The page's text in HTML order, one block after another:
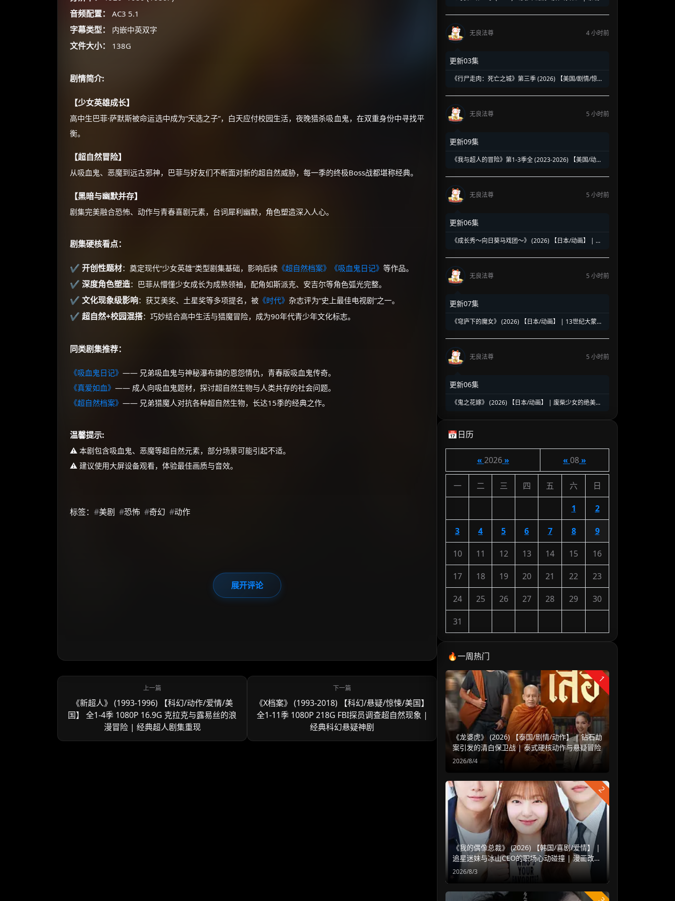
音频配置： AC3 5.1
字幕类型： 内嵌中英双字
文件大小： 138G
剧情简介:
【少女英雄成长】
高中生巴菲·萨默斯被命运选中成为“天选之子”，白天应付校园生活，夜晚猎杀吸血鬼，在双重身份中寻找平
衡。
【超自然冒险】
从吸血鬼、恶魔到远古邪神，巴菲与好友们不断面对新的超自然威胁，每一季的终极Boss战都堪称经典。
【黑暗与幽默并存】
剧集完美融合恐怖、动作与青春喜剧元素，台词犀利幽默，角色塑造深入人心。
剧集硬核看点：
✔ 开创性题材：奠定现代“少女英雄”类型剧集基础，影响后续 《超自然档案》 《吸血鬼日记》 等作品。
✔ 深度角色塑造：巴菲从懵懂少女成长为成熟领袖，配角如斯派克、安吉尔等角色弧光完整。
✔ 文化现象级影响：获艾美奖、土星奖等多项提名，被 《时代》 杂志评为“史上最佳电视剧”之一。
✔ 超自然+校园混搭：巧妙结合高中生活与猎魔冒险，成为90年代青少年文化标志。
同类剧集推荐：
《吸血鬼日记》 —— 兄弟吸血鬼与神秘瀑布镇的恩怨情仇，青春版吸血鬼传奇。
《真爱如血》 —— 成人向吸血鬼题材，探讨超自然生物与人类共存的社会问题。
《超自然档案》 —— 兄弟猎魔人对抗各种超自然生物，长达15季的经典之作。
温馨提示:
⚠️ 本剧包含吸血鬼、恶魔等超自然元素，部分场景可能引起不适。
⚠️ 建议使用大屏设备观看，体验最佳画质与音效。
标签： #美剧 #恐怖 #奇幻 #动作
展开评论
《新超人》 (1993-1996) 【科幻/动作/爱情/美
国】 全1-4季 1080P 16.9G 克拉克与露易丝的浪
漫冒险 | 经典超人剧集重现
《X档案》 (1993-2018) 【科幻/悬疑/惊悚/美国】
全1-11季 1080P 218G FBI探员调查超自然现象 |
经典科幻悬疑神剧
无良法尊 4 小时前
更新03集
《行尸走肉：死亡之城》第三季 (2026) 【美国/剧情/惊悚/
的末日恩怨新篇章
无良法尊
5 小时前
更新09集
《我与超人的冒险》第1-3季全 (2023-2026) 【美国/动画/
超人的热血纯爱日漫风神作
无良法尊
5 小时前
更新06集
《成长秀～向日葵马戏团～》 (2026) 【日本/动画】 | 昭
无良法尊 5 小时前
更新07集
《穹庐下的魔女》 (2026) 【日本/动画】 | 13世纪大蒙古
无良法尊 5 小时前
更新06集
《鬼之花嫁》 (2026) 【日本/动画】 | 废柴少女的绝美逆
📅日历
« 2026» « 08»
一 二 三 四 五 六 日
1 2
3 4 5 6 7 8 9
10 11 12 13 14 15 16
17 18 19 20 21 22 23
24 25 26 27 28 29 30
31
🔥一周热门
1
《龙婆虎》 (2026) 【泰国/剧情/动作】 | 钻石劫
案引发的清白保卫战 | 泰式硬核动作与悬疑冒险
2026/8/4
2
《我的偶像总裁》 (2026) 【韩国/喜剧/爱情】 |
追星迷妹与冰山CEO的职场心动碰撞 | 漫画改编
浪漫甜宠新剧
2026/8/3
☕
价格有浮动，请直接搜索查最低价！
☕ 海外大侠？通过 Ko-fi 赐茶